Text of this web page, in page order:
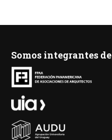
Somos integrantes de